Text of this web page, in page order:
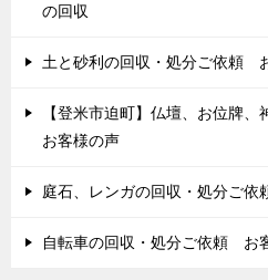
の回収
土と砂利の回収・処分ご依頼
【登米市迫町】仏壇、お位牌
お客様の声
庭石、レンガの回収・処分ご
自転車の回収・処分ご依頼 お